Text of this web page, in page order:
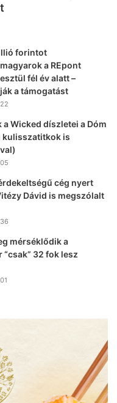
forintot
a REpont
fél év alatt –
a támogatást
Wicked díszletei a Dóm
kulisszatitkok is
cég nyert
Dávid is megszólalt
mérséklődik a
32 fok lesz